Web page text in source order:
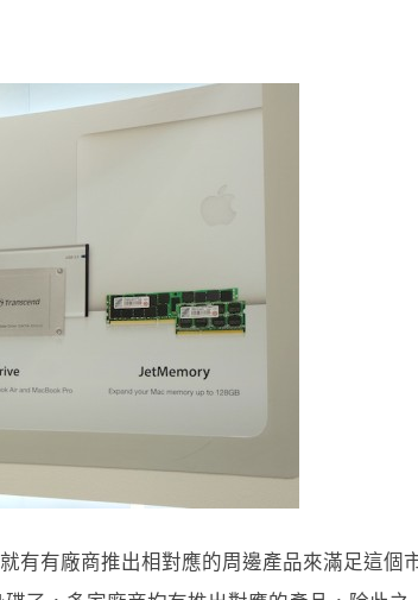
有有廠商推出相對應的周邊產品來滿足這個